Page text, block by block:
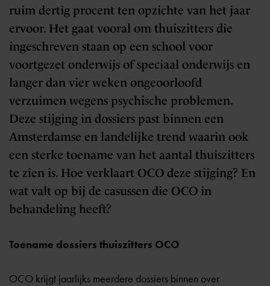
ruim dertig procent ten opzichte van het jaar
ervoor. Het gaat vooral om thuiszitters die
ingeschreven staan op een school voor
voortgezet onderwijs of speciaal onderwijs en
langer dan vier weken ongeoorloofd
verzuimen wegens psychische problemen.
Deze stijging in dossiers past binnen een
Amsterdamse en landelijke trend waarin ook
een sterke toename van het aantal thuiszitters
te zien is. Hoe verklaart OCO deze stijging? En
wat valt op bij de casussen die OCO in
behandeling heeft?
Toename dossiers thuiszitters OCO
OCO krijgt jaarlijks meerdere dossiers binnen over